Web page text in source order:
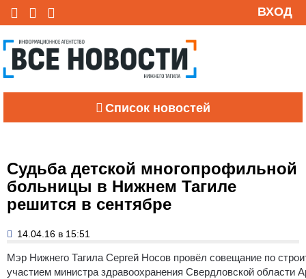
ВХОД
Список новостей
Судьба детской многопрофильной
больницы в Нижнем Тагиле
решится в сентябре
14.04.16 в 15:51
Мэр Нижнего Тагила Сергей Носов провёл совещание по
участием министра здравоохранения Свердловской области